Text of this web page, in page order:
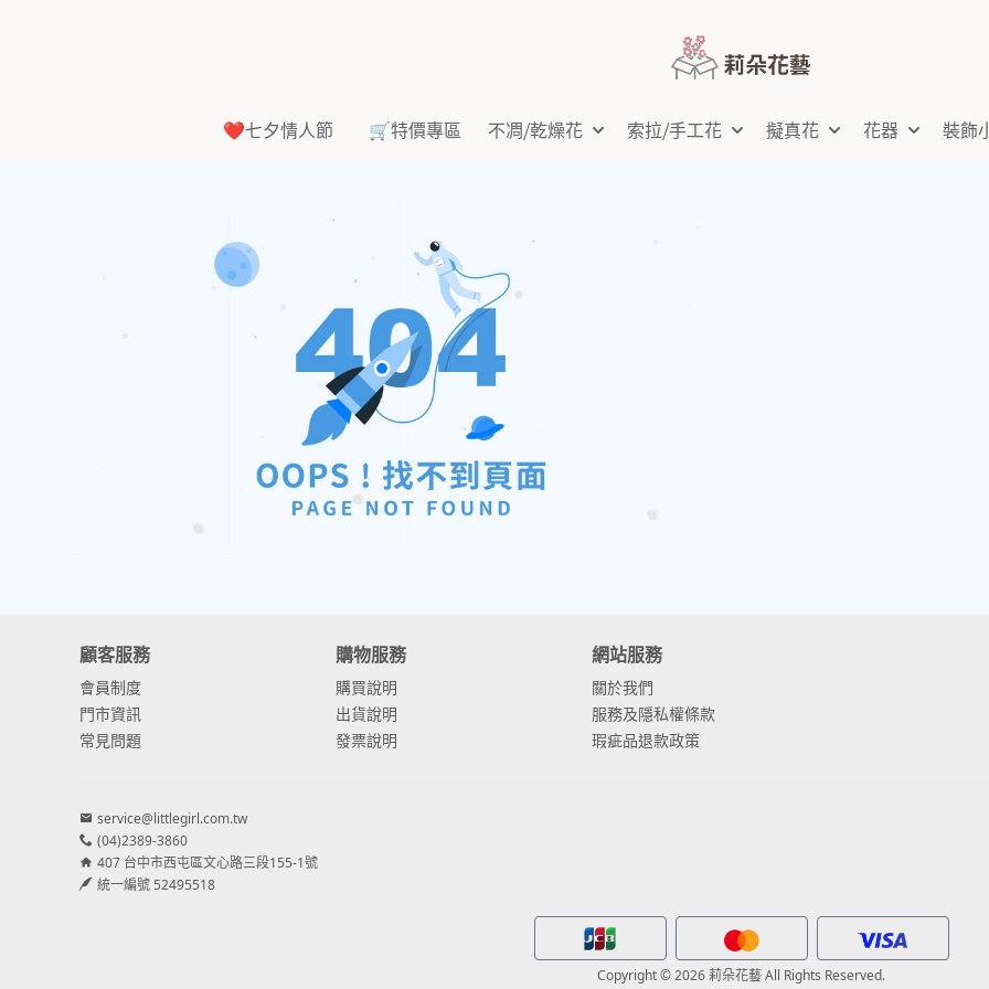
❤️七夕情人節 🛒特價專區 不凋⧸乾燥花 索拉⧸手工花 擬真花 花器 裝飾
顧客服務
會員制度
門市資訊
常見問題
購物服務
購買說明
出貨說明
發票說明
網站服務
關於我們
服務及隱私權條款
瑕疵品退款政策
service@littlegirl.com.tw
(04)2389-3860
407 台中市西屯區文心路三段155-1號
統一編號 52495518
Copyright © 2026 莉朵花藝 All Rights Reserved.